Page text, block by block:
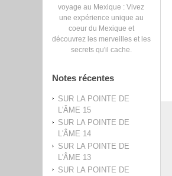
voyage au Mexique : Vivez
une expérience unique au
coeur du Mexique et
découvrez les merveilles et les
secrets qu'il cache.
Notes récentes
SUR LA POINTE DE
L'ÂME 15
SUR LA POINTE DE
L'ÂME 14
SUR LA POINTE DE
L'ÂME 13
SUR LA POINTE DE